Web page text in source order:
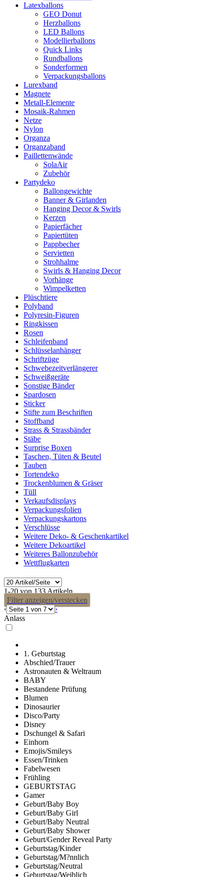
Latexballons
GEO Donut
Herzballons
LED Ballons
Modellierballons
Quick Links
Rundballons
Sonderformen
Verpackungsballons
Lurexband
Magnete
Metall-Elemente
Mosaik-Rahmen
Netze
Nylon
Organza
Organzaband
Paillettenwände
SolaAir
Zubehör
Partydeko
Ballongewichte
Banner & Girlanden
Hanging Decor & Swirls
Kerzen
Papierfächer
Papiertüten
Pappbecher
Servietten
Strohhalme
Swirls & Hanging Decor
Vorhänge
Wimpelketten
Plüschtiere
Polyband
Polyresin-Figuren
Ringkissen
Rosen
Schleifenband
Schlüsselanhänger
Schriftzüge
Schwebezeitverlängerer
Schweißgeräte
Sonstige Bänder
Spardosen
Sticker
Stifte zum Beschriften
Stoffband
Strass & Strassbänder
Stäbe
Surprise Boxen
Taschen, Tüten & Beutel
Tauben
Tortendeko
Trockenblumen & Gräser
Tüll
Verkaufsdisplays
Verpackungsfolien
Verpackungskartons
Verschlüsse
Weitere Deko- & Geschenkartikel
Weitere Dekoartikel
Weiteres Ballonzubehör
Wettflugkarten
1-20 von 133 Artikeln
Filter anzeigen/verstecken
‹
›
Anlass
1. Geburtstag
Abschied/Trauer
Astronauten & Weltraum
BABY
Bestandene Prüfung
Blumen
Dinosaurier
Disco/Party
Disney
Dschungel & Safari
Einhorn
Emojis/Smileys
Essen/Trinken
Fabelwesen
Frühling
GEBURTSTAG
Gamer
Geburt/Baby Boy
Geburt/Baby Girl
Geburt/Baby Neutral
Geburt/Baby Shower
Geburt/Gender Reveal Party
Geburtstag/Kinder
Geburtstag/M?nnlich
Geburtstag/Neutral
Geburtstag/Weiblich